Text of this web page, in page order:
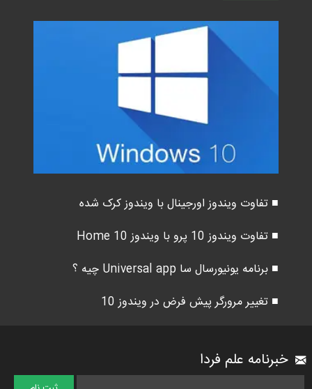
■ تفاوت ویندوز اورجینال با ویندوز کرک شده
■ تفاوت ویندوز 10 پرو با ویندوز 10 Home
■ برنامه یونیورسال سا Universal app چیه ؟
■ تغییر مرورگر پیش فرض در ویندوز 10
خبرنامه علم فردا